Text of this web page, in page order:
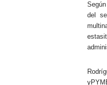
del